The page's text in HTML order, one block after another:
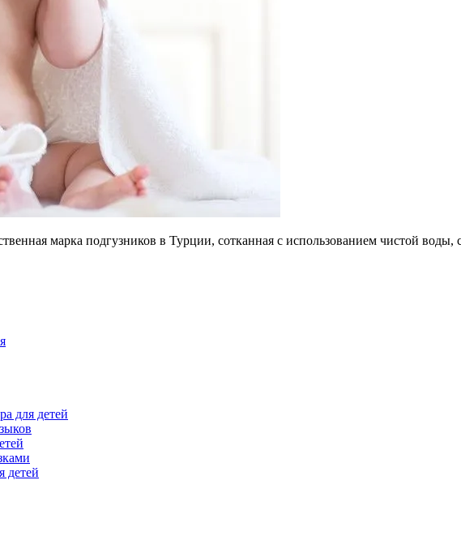
марка подгузников в Турции, сотканная с использованием чистой
для детей
детей